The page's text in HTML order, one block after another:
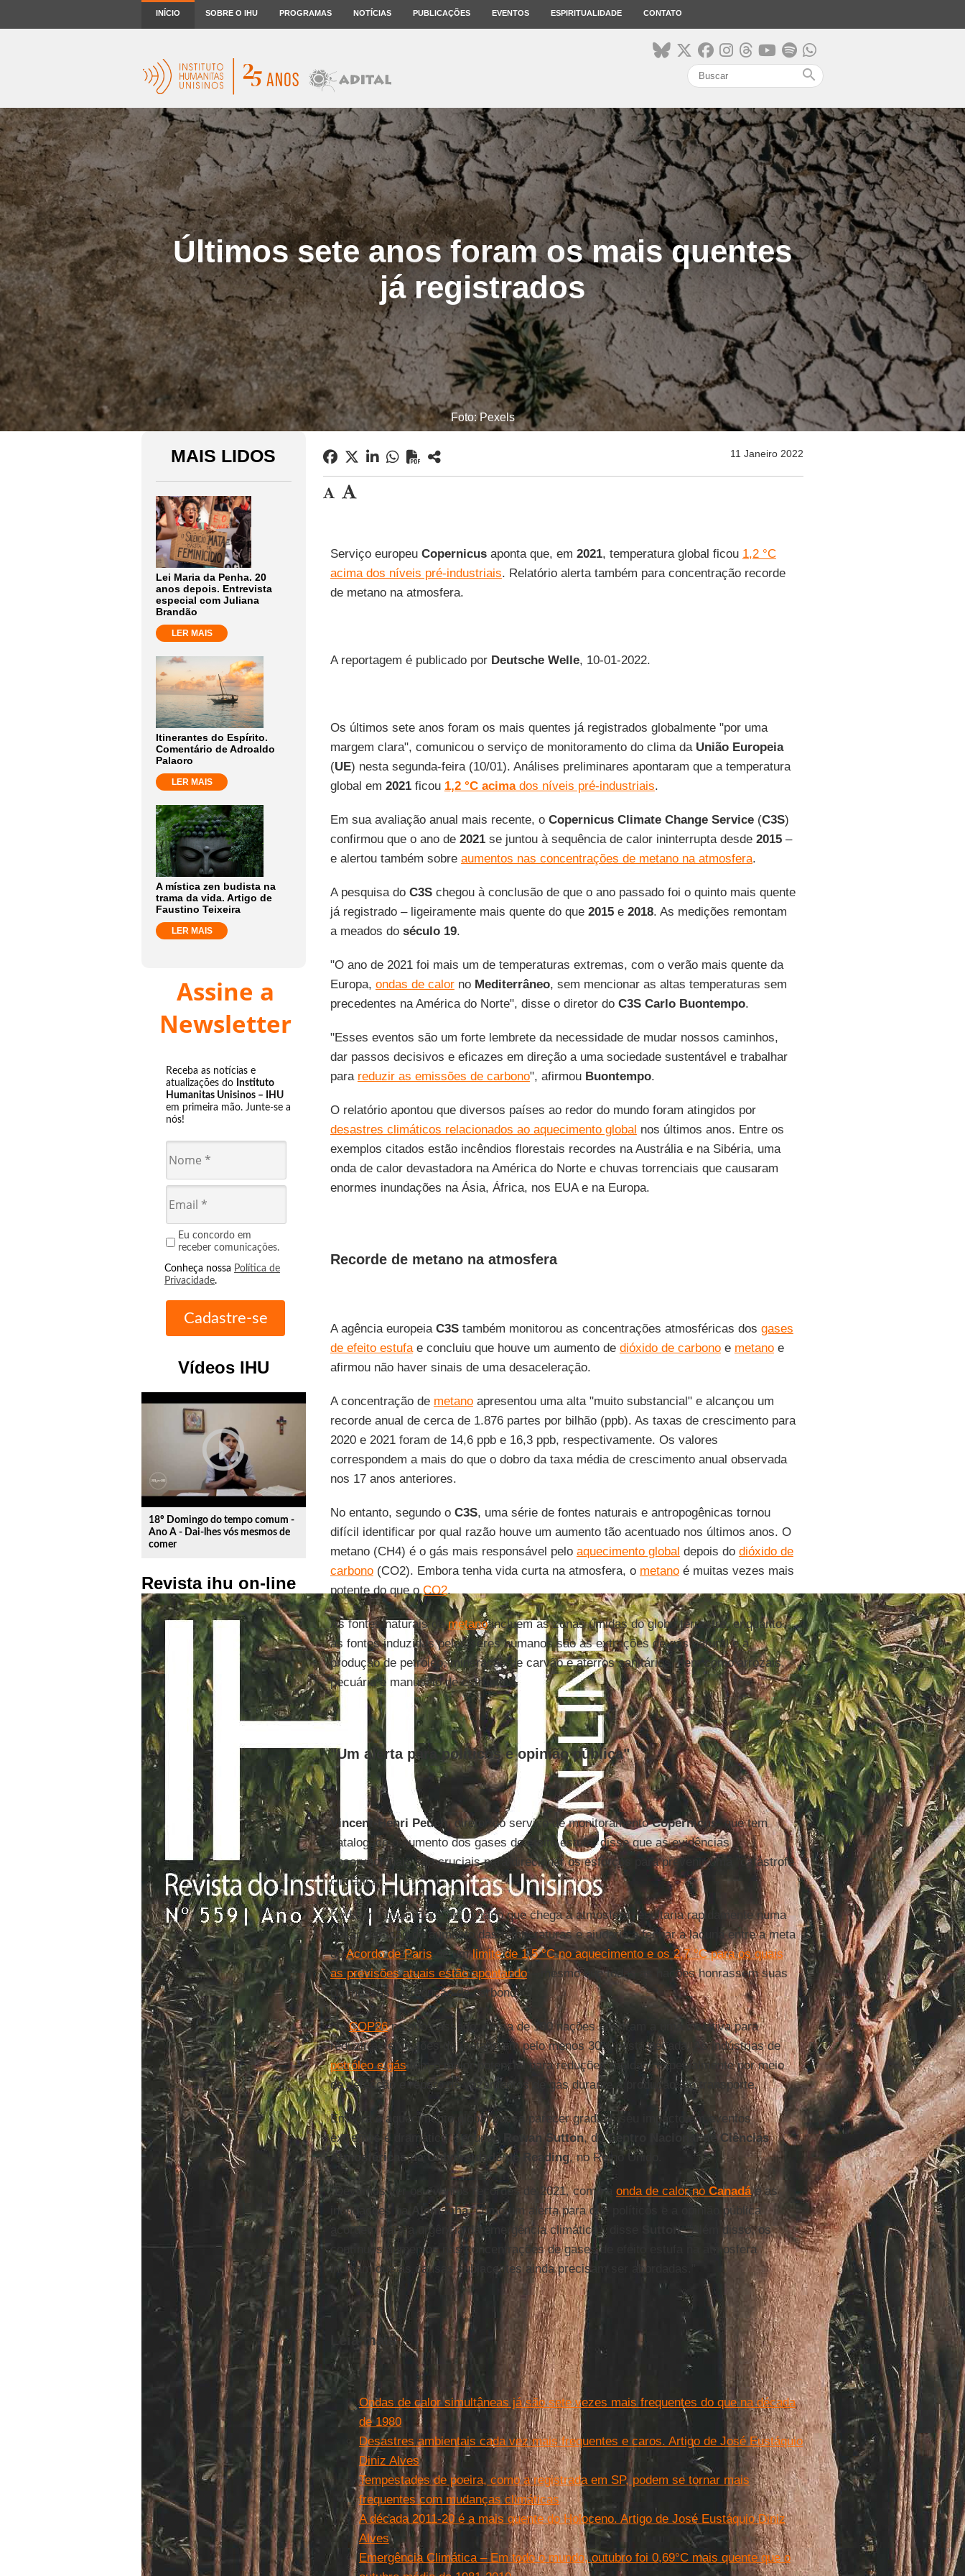
INÍCIO SOBRE O IHU PROGRAMAS NOTÍCIAS PUBLICAÇÕES EVENTOS ESPIRITUALIDADE CONTATO
search
Últimos sete anos foram os mais quentes
já registrados
Foto: Pexels
MAIS LIDOS
Lei Maria da Penha. 20
anos depois. Entrevista
especial com Juliana
Brandão
LER MAIS
Itinerantes do Espírito.
Comentário de Adroaldo
Palaoro
LER MAIS
A mística zen budista na
trama da vida. Artigo de
Faustino Teixeira
LER MAIS
Assine a
Newsletter
Receba as notícias e
atualizações do Instituto
Humanitas Unisinos – IHU
em primeira mão. Junte-se a
nós!
Eu concordo em
receber comunicações.
Conheça nossa Política de
Privacidade.
Vídeos IHU
play_circle_outline
18º Domingo do tempo comum -
Ano A - Dai-lhes vós mesmos de
comer
Revista ihu on-line
11 Janeiro 2022
Serviço europeu Copernicusaponta que, em 2021, temperatura global ficou 1,2 °C
acima dos níveis pré-industriais. Relatório alerta também para concentração recorde
de metano na atmosfera.
A reportagem é publicado por Deutsche Welle, 10-01-2022.
Os últimos sete anos foram os mais quentes já registrados globalmente "por uma
margem clara", comunicou o serviço de monitoramento do clima da União Europeia
(UE) nesta segunda-feira (10/01). Análises preliminares apontaram que a temperatura
global em 2021ficou 1,2 °C acimados níveis pré-industriais.
Em sua avaliação anual mais recente, o Copernicus Climate Change Service(C3S)
confirmou que o ano de 2021se juntou à sequência de calor ininterrupta desde 2015–
e alertou também sobre aumentos nas concentrações de metano na atmosfera.
A pesquisa do C3Schegou à conclusão de que o ano passado foi o quinto mais quente
já registrado – ligeiramente mais quente do que 2015e 2018. As medições remontam
a meados do século 19.
"O ano de 2021 foi mais um de temperaturas extremas, com o verão mais quente da
Europa, ondas de calorno Mediterrâneo, sem mencionar as altas temperaturas sem
precedentes na América do Norte", disse o diretor do C3S Carlo Buontempo.
"Esses eventos são um forte lembrete da necessidade de mudar nossos caminhos,
dar passos decisivos e eficazes em direção a uma sociedade sustentável e trabalhar
para reduzir as emissões de carbono", afirmou Buontempo.
O relatório apontou que diversos países ao redor do mundo foram atingidos por
desastres climáticos relacionados ao aquecimento global nos últimos anos. Entre os
exemplos citados estão incêndios florestais recordes na Austrália e na Sibéria, uma
onda de calor devastadora na América do Norte e chuvas torrenciais que causaram
enormes inundações na Ásia, África, nos EUA e na Europa.
Recorde de metano na atmosfera
A agência europeia C3Stambém monitorou as concentrações atmosféricas dos gases
de efeito estufae concluiu que houve um aumento de dióxido de carbonoe metanoe
afirmou não haver sinais de uma desaceleração.
A concentração de metanoapresentou uma alta "muito substancial" e alcançou um
recorde anual de cerca de 1.876 partes por bilhão (ppb). As taxas de crescimento para
2020 e 2021 foram de 14,6 ppb e 16,3 ppb, respectivamente. Os valores
correspondem a mais do que o dobro da taxa média de crescimento anual observada
nos 17 anos anteriores.
No entanto, segundo o C3S, uma série de fontes naturais e antropogênicas tornou
difícil identificar por qual razão houve um aumento tão acentuado nos últimos anos. O
metano (CH4) é o gás mais responsável pelo aquecimento global depois do dióxido de
carbono(CO2). Embora tenha vida curta na atmosfera, o metanoé muitas vezes mais
potente do que oCO2.
As fontes naturais demetanoincluem as zonas úmidas do globo terrestre, enquanto
as fontes induzidas pelos seres humanos são as extrações de gás natural e a
produção de petróleo, mineração de carvão e aterros sanitários, bem como arrozais,
pecuária e manuseio de estrume.
"Um alerta para políticos e opinião pública"
Vincent-Henri Peuch, diretor do serviço de monitoramentoCopernicus , que tem
catalogado o aumento dos gases de efeito estufa, disse que as evidências
observacionais são cruciais para direcionar os esforços para prevenir uma "catástrofe
climática".
Reduzir a quantidade de metano que chega à atmosfera resultaria rapidamente numa
desaceleração do aumento das temperaturas e ajudaria a fechar a lacuna entre a meta
doAcordo de Parisde umlimite de 1,5 °C no aquecimento e os 2,7 °C para os quais
as previsões atuais estão apontando– mesmo que todas as nações honrassem suas
promessas de redução de carbono.
NaCOP26no ano passado, cerca de 100 nações aderiram a uma inciativa para
reduzir as emissões de metano em pelo menos 30% nesta década. As indústrias de
petróleo e gástêm o maior potencial para reduções rápidas, especialmente por meio
de detecção e reparo de vazamentos de gás durante a produção e o transporte.
Embora o aquecimento global possa parecer gradual, seu impacto em eventos
extremos é dramático, segundo
Rowan Sutton, doCentro Nacional de Ciências
Atmosféricas da Universidade de Reading, no Reino Unido.
"Devemos ver os eventos recordes de 2021, como a onda de calor no Canadáe as
inundações na
Alemanha, como um alerta para que políticos e a opinião pública
acordem para a urgência da emergência climática", disse
Sutton. "Além disso, os
contínuos aumentos nas concentrações de gases de efeito estufa na atmosfera
indicam que as causas subjacentes ainda precisam ser abordadas."
Leia mais
Ondas de calor simultâneas já são sete vezes mais frequentes do que na década
de 1980
Desastres ambientais cada vez mais frequentes e caros. Artigo de José Eustáquio
Diniz Alves
Tempestades de poeira, como a registrada em SP, podem se tornar mais
frequentes com mudanças climáticas
A década 2011-20 é a mais quente do Holoceno. Artigo de José Eustáquio Diniz
Alves
Emergência Climática – Em todo o mundo, outubro foi 0,69°C mais quente que o